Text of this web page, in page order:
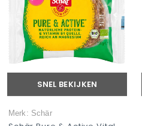
SNEL BEKIJKEN
Merk: Schär